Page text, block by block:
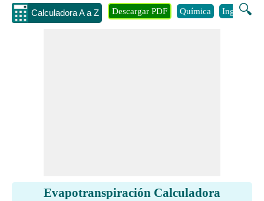
Calculadora A a Z 🔍
Descargar PDF Química Ingenieria
Evapotranspiración Calculadora